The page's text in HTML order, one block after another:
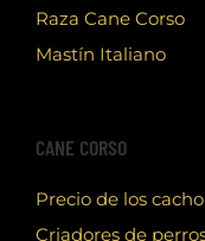
Raza Cane Corso
Mastín Italiano
CANE CORSO
Precio de los
Criadores de